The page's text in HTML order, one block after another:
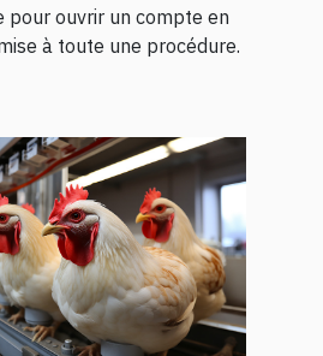
pour ouvrir un compte en
à toute une procédure.